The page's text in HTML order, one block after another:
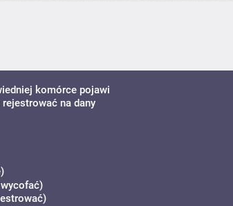
komórce pojawi
na dany